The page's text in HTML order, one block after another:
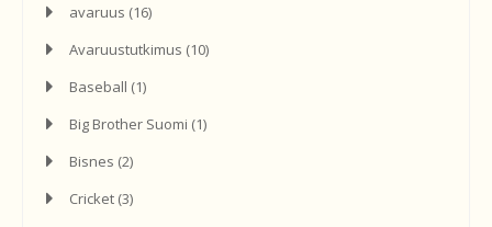
avaruus (16)
Avaruustutkimus (10)
Baseball (1)
Big Brother Suomi (1)
Bisnes (2)
Cricket (3)